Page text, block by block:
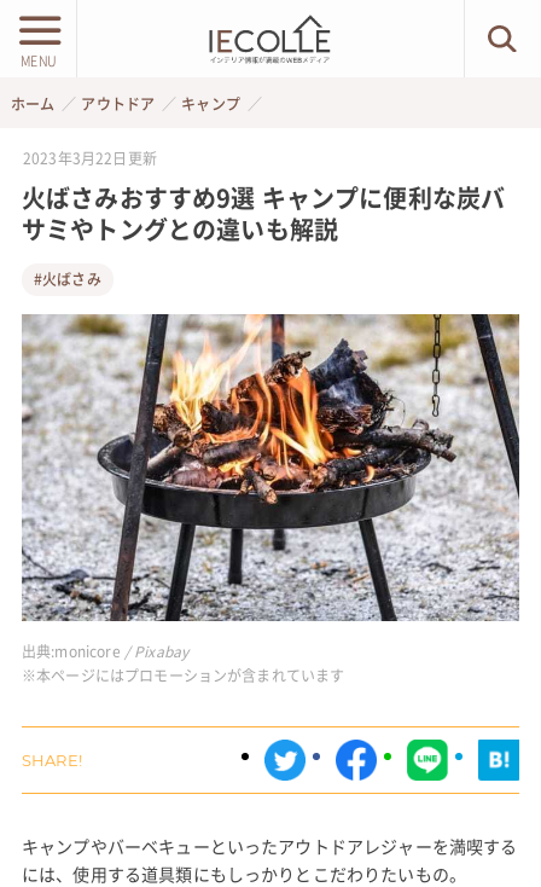
MENU
ホーム アウトドア キャンプ
2023年3月22日 更新
火ばさみおすすめ9選 キャンプに便利な炭バ
サミやトングとの違いも解説
#火ばさみ
出典:monicore / Pixabay
※本ページにはプロモーションが含まれています
キャンプやバーベキューといったアウトドアレジャーを満喫する
には、使用する道具類にもしっかりとこだわりたいもの。